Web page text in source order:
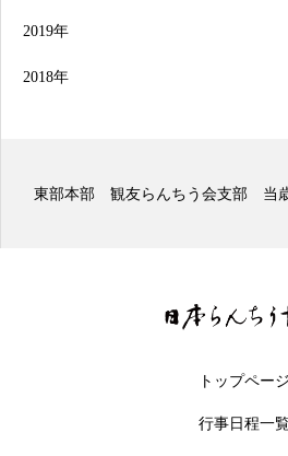
2019年
2018年
東部本部 観友らんちう
トップページ
行事日程一